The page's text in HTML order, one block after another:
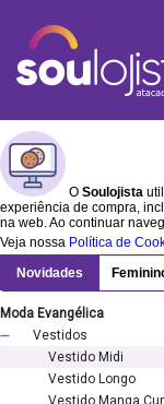
O Soulojista
experiência de compra,
na web. Ao continuar
Veja nossa Política de
Novidades
Moda Evangélica
Vestidos
Vestido Midi
Vestido Longo
Vestido Manga